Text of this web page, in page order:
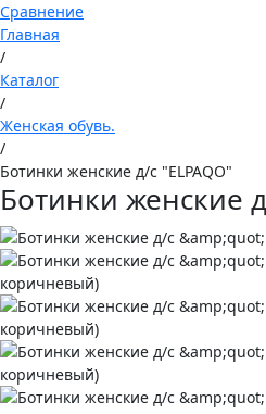
Сравнение
Главная
/
Каталог
/
Женская обувь.
/
Ботинки женские д/с "ELPAQO"
Ботинки женские